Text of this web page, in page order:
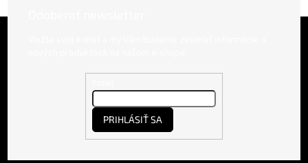
PRIHLÁSIŤ SA